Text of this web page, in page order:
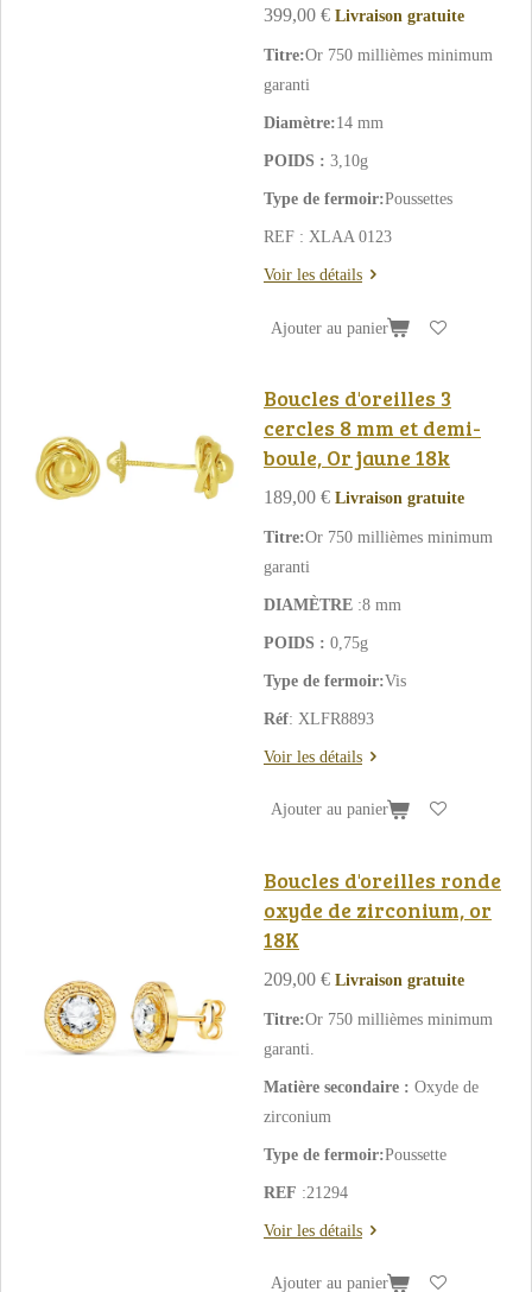
399,00 € Livraison gratuite
Titre:Or 750 millièmes minimum
garanti
Diamètre:14 mm
POIDS : 3,10g
Type de fermoir:Poussettes
REF : XLAA 0123
Voir les détails
Ajouter au panier
Boucles d'oreilles 3
cercles 8 mm et demi-
boule, Or jaune 18k
189,00 € Livraison gratuite
Titre:Or 750 millièmes minimum
garanti
DIAMÈTRE :8 mm
POIDS : 0,75g
Type de fermoir:Vis
Réf: XLFR8893
Voir les détails
Ajouter au panier
Boucles d'oreilles ronde
oxyde de zirconium, or
18K
209,00 € Livraison gratuite
Titre:Or 750 millièmes minimum
garanti.
Matière secondaire : Oxyde de
zirconium
Type de fermoir:Poussette
REF :21294
Voir les détails
Ajouter au panier